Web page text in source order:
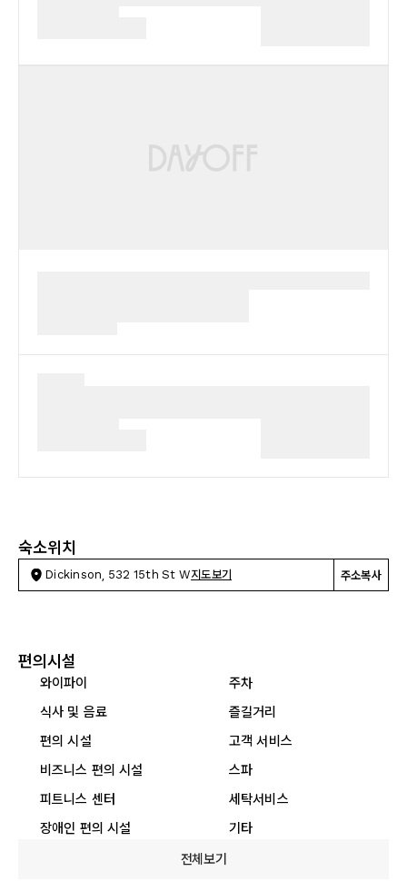
숙소위치
Dickinson, 532 15th St W지도보기 주소복사
편의시설
와이파이
주차
식사 및 음료
즐길거리
편의 시설
고객 서비스
비즈니스 편의 시설
스파
피트니스 센터
세탁서비스
장애인 편의 시설
기타
전체보기